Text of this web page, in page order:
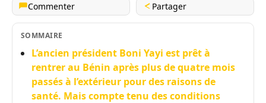
Commenter
Partager
SOMMAIRE
L’ancien président Boni Yayi est prêt à
rentrer au Bénin après plus de quatre mois
passés à l’extérieur pour des raisons de
santé. Mais compte tenu des conditions